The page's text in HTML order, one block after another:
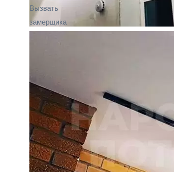
Вызвать
замерщика